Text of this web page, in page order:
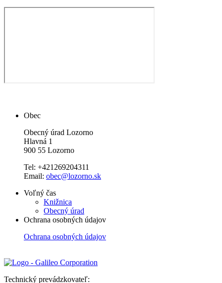
Obec
Obecný úrad Lozorno
Hlavná 1
900 55 Lozorno
Tel: +421269204311
Email: obec@lozorno.sk
Voľný čas
Knižnica
Obecný úrad
Ochrana osobných údajov
Ochrana osobných údajov
Technický prevádzkovateľ: